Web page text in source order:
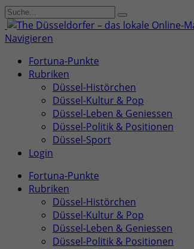
Navigieren
Fortuna-Punkte
Rubriken
Düssel-Histörchen
Düssel-Kultur & Pop
Düssel-Leben & Geniessen
Düssel-Politik & Positionen
Düssel-Sport
Login
Fortuna-Punkte
Rubriken
Düssel-Histörchen
Düssel-Kultur & Pop
Düssel-Leben & Geniessen
Düssel-Politik & Positionen